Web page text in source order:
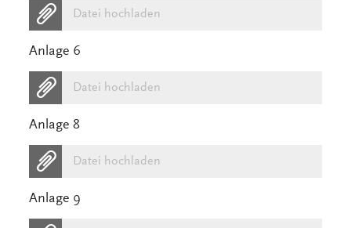
Datei hochladen
Anlage 6
Datei hochladen
Anlage 8
Datei hochladen
Anlage 9